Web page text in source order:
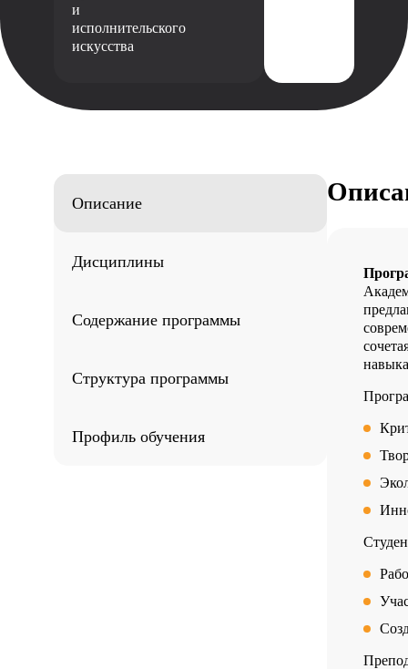
и
исполнительского
искусства
Описание
Дисциплины
Содержание программы
Структура программы
Профиль обучения